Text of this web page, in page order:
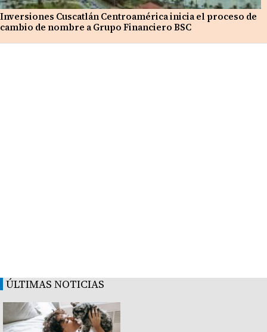
Inversiones Cuscatlán Centroamérica inicia el proceso de
cambio de nombre a Grupo Financiero BSC
ÚLTIMAS NOTICIAS